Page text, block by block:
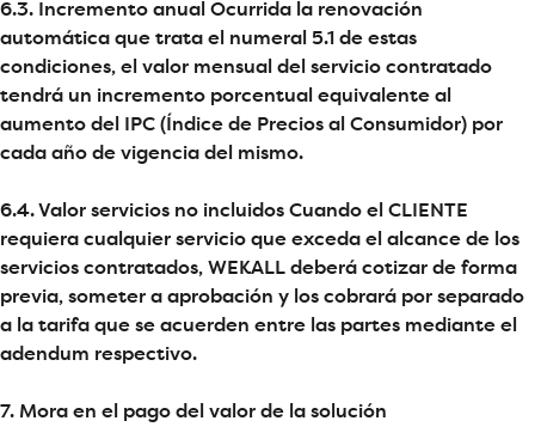
6.3. Incremento anual Ocurrida la renovación
automática que trata el numeral 5.1 de estas
condiciones, el valor mensual del servicio contratado
tendrá un incremento porcentual equivalente al
aumento del IPC (Índice de Precios al Consumidor) por
cada año de vigencia del mismo.
6.4. Valor servicios no incluidos Cuando el CLIENTE
requiera cualquier servicio que exceda el alcance de los
servicios contratados, WEKALL deberá cotizar de forma
previa, someter a aprobación y los cobrará por separado
a la tarifa que se acuerden entre las partes mediante el
adendum respectivo.
7. Mora en el pago del valor de la solución